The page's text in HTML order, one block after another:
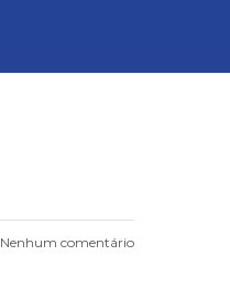
Nenhum comentário